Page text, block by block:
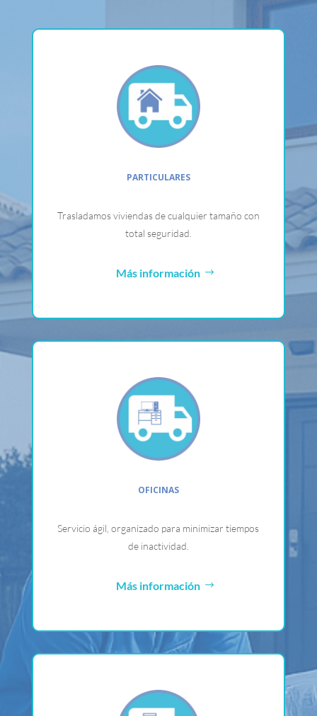
PARTICULARES
Trasladamos viviendas de cualquier tamaño con
total seguridad.
Más información
OFICINAS
Servicio ágil, organizado para minimizar tiempos
de inactividad.
Más información